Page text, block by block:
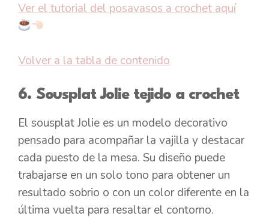
Ver el tutorial del posavasos a crochet aquí
Volver a la tabla de contenido
6. Sousplat Jolie tejido a crochet
El sousplat Jolie es un modelo decorativo
pensado para acompañar la vajilla y destacar
cada puesto de la mesa. Su diseño puede
trabajarse en un solo tono para obtener un
resultado sobrio o con un color diferente en la
última vuelta para resaltar el contorno.